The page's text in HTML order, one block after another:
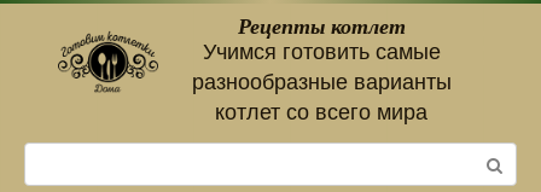
контенту
Рецепты котлет
Учимся готовить самые
разнообразные варианты
котлет со всего мира